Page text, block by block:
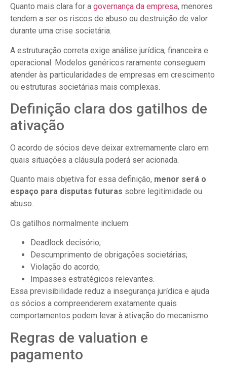
Quanto mais clara for a governança da empresa, menores
tendem a ser os riscos de abuso ou destruição de valor
durante uma crise societária.
A estruturação correta exige análise jurídica, financeira e
operacional. Modelos genéricos raramente conseguem
atender às particularidades de empresas em crescimento
ou estruturas societárias mais complexas.
Definição clara dos gatilhos de
ativação
O acordo de sócios deve deixar extremamente claro em
quais situações a cláusula poderá ser acionada.
Quanto mais objetiva for essa definição, menor será o
espaço para disputas futuras sobre legitimidade ou
abuso.
Os gatilhos normalmente incluem:
Deadlock decisório;
Descumprimento de obrigações societárias;
Violação do acordo;
Impasses estratégicos relevantes.
Essa previsibilidade reduz a insegurança jurídica e ajuda
os sócios a compreenderem exatamente quais
comportamentos podem levar à ativação do mecanismo.
Regras de valuation e
pagamento